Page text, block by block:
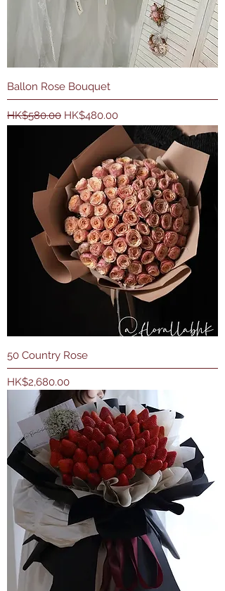
Ballon Rose Bouquet
一般價格
HK$580.00 促銷價格
HK$480.00
50 Country Rose
價格
HK$2,680.00